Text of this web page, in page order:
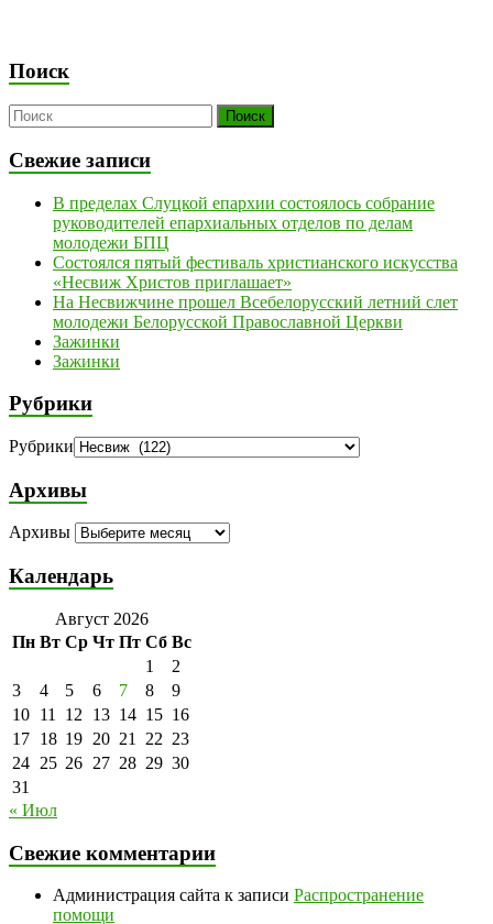
Поиск
Свежие записи
В пределах Слуцкой епархии состоялось собрание
руководителей епархиальных отделов по делам
молодежи БПЦ
Состоялся пятый фестиваль христианского искусства
«Несвиж Христов приглашает»
На Несвижчине прошел Всебелорусский летний слет
молодежи Белорусской Православной Церкви
Зажинки
Зажинки
Рубрики
Рубрики
Архивы
Архивы
Календарь
Август 2026
Пн Вт Ср Чт Пт Сб Вс
1
2
3
4 5 6 7 8
9
10 11 12 13 14 15 16
17 18 19 20 21 22 23
24 25 26 27 28 29 30
31
« Июл
Свежие комментарии
Администрация сайта к записи Распространение
помощи